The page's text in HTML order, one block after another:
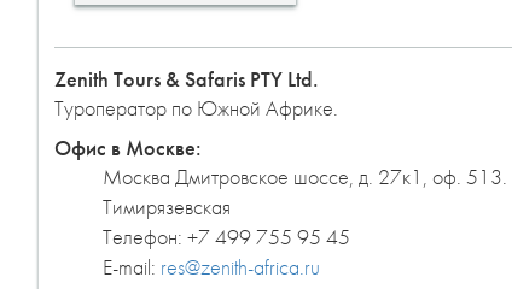
Zenith Tours & Safaris PTY Ltd.
Туроператор по Южной Африке.
Офис в Москве:
Москва Дмитровское шоссе, д. 27к1, оф. 513.
Тимирязевская
Телефон: +7 499 755 95 45
E-mail: res@zenith-africa.ru